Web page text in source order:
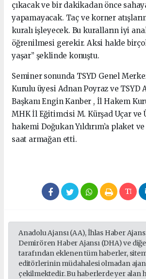
çıkacak ve bir dakikadan önce
yapamayacak. Taç ve korner
kuralı işleyecek. Bu kuralların iyi
öğrenilmesi gerekir. Aksi halde
yaşar” şeklinde konuştu.
Seminer sonunda TSYD Genel
Kurulu üyesi Adnan Poyraz ve TSYD
Başkanı Engin Kanber , İl Hakem
MHK İl Eğitimcisi M. Kürşad Uçar ve
hakemi Doğukan Yıldırım’a plaket
saat armağan etti.
Anadolu Ajansı (AA), İhlas Haber
Demirören Haber Ajansı (DHA) ve
tarafından eklenen tüm haberler,
editörlerinin müdahalesi olmadan
çekilmektedir. Bu haberlerde yer alan